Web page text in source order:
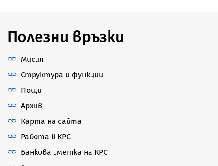
Полезни връзки
Мисия
Структура и функции
Пощи
Архив
Карта на сайта
Работа в КРС
Банкова сметка на КРС